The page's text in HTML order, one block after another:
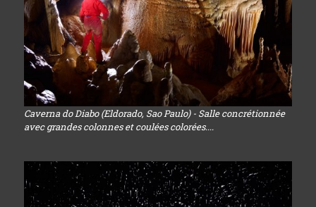
Caverna do Diabo (Eldorado, Sao Paulo) - Salle concrétionnée
avec grandes colonnes et coulées colorées....